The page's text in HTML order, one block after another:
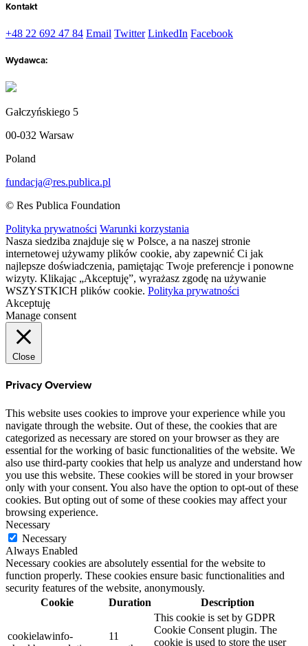
Kontakt
+48 22 692 47 84 Email Twitter LinkedIn Facebook
Wydawca:
Gałczyńskiego 5
00-032 Warsaw
Poland
fundacja@res.publica.pl
© Res Publica Foundation
Polityka prywatności Warunki korzystania
Nasza siedziba znajduje się w Polsce, a na naszej stronie
internetowej używamy plików cookie, aby zapewnić Ci jak
najlepsze doświadczenia, pamiętając Twoje preferencje i ponowne
wizyty. Klikając „Akceptuję”, wyrażasz zgodę na używanie
WSZYSTKICH plików cookie. Polityka prywatności
Akceptuję
Manage consent
Close
Privacy Overview
This website uses cookies to improve your experience while you
navigate through the website. Out of these, the cookies that are
categorized as necessary are stored on your browser as they are
essential for the working of basic functionalities of the website. We
also use third-party cookies that help us analyze and understand how
you use this website. These cookies will be stored in your browser
only with your consent. You also have the option to opt-out of these
cookies. But opting out of some of these cookies may affect your
browsing experience.
Necessary
Necessary
Always Enabled
Necessary cookies are absolutely essential for the website to
function properly. These cookies ensure basic functionalities and
security features of the website, anonymously.
Cookie
Duration Description
cookielawinfo-
11
This cookie is set by GDPR
Cookie Consent plugin. The
cookie is used to store the user